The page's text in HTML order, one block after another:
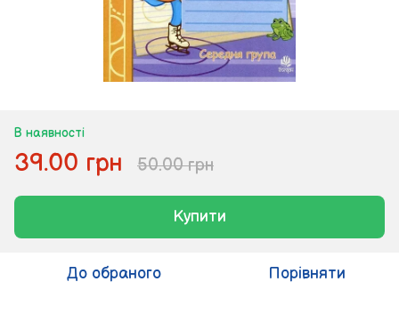
В наявності
39.00 грн 50.00 грн
Купити
До обраного Порівняти